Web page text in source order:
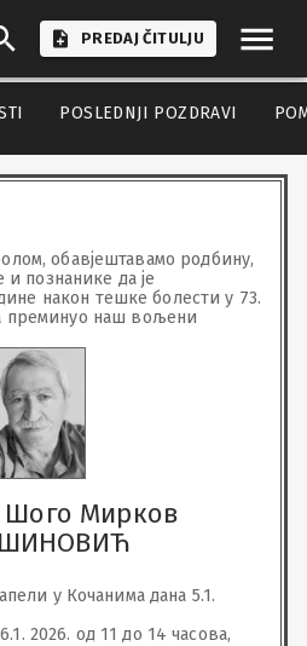
PREDAJ ČITULJU
POSLEDNJI POZDRAVI
обавјештавамо родбину,
и познанике да је
након тешке болести у 73.
преминуо наш вољени
Шого Мирков
у Кочанима дана 5.1.
2026. од 11 до 14 часова,